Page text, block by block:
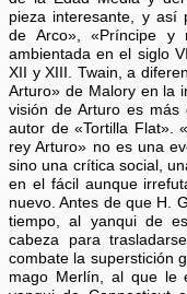
pieza interesante, y así
de Arco», «Príncipe y
ambientada en el siglo
XII y XIII. Twain, a
Arturo» de Malory en la
visión de Arturo es más
autor de «Tortilla Flat».
rey Arturo» no es una
sino una crítica social,
en el fácil aunque
nuevo. Antes de que H.
tiempo, al yanqui de
cabeza para
combate la superstición
mago Merlín, al que le